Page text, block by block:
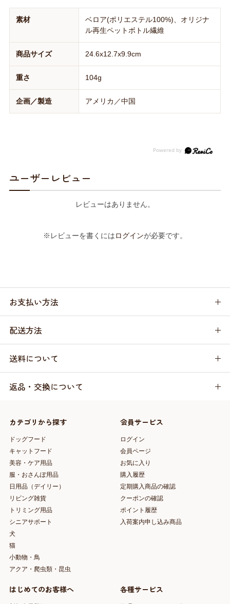
素材
ベロア(ポリエステル100%)、オリジナ
ル再生ペットボトル繊維
商品サイズ 24.6x12.7x9.9cm
重さ 104g
企画／製造 アメリカ／中国
ユーザーレビュー
レビューはありません。
※レビューを書くにはログインが必要です。
お支払い方法
配送方法
送料について
返品・交換について
カテゴリから探す
ドッグフード
キャットフード
美容・ケア用品
服・おさんぽ用品
日用品（デイリー）
リビング雑貨
トリミング用品
シニアサポート
犬
猫
小動物・鳥
アクア・爬虫類・昆虫
会員サービス
ログイン
会員ページ
お気に入り
購入履歴
定期購入商品の確認
クーポンの確認
ポイント履歴
入荷案内申し込み商品
はじめてのお客様へ 各種サービス